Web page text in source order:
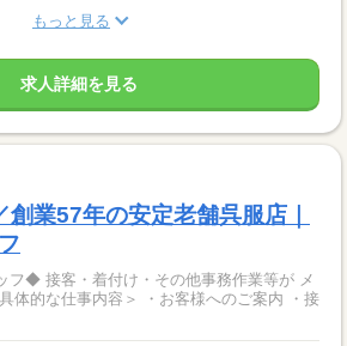
もっと見る
求人詳細を見る
業57年の安定老舗呉服店｜
作業等が メ